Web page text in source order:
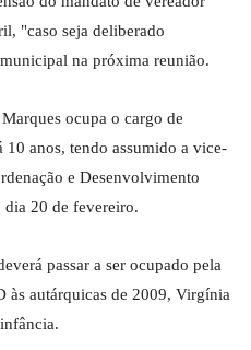
"caso seja deliberado
na próxima reunião.
ocupa o cargo de
10 anos, tendo assumido a vice-
e Desenvolvimento
20 de fevereiro.
passar a ser ocupado pela
às autárquicas de 2009, Virgínia